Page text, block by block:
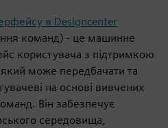
в Designcenter
команд) - це машинне
користувача з підтримкою
може передбачати та
на основі вивчених
Він забезпечує
середовища,